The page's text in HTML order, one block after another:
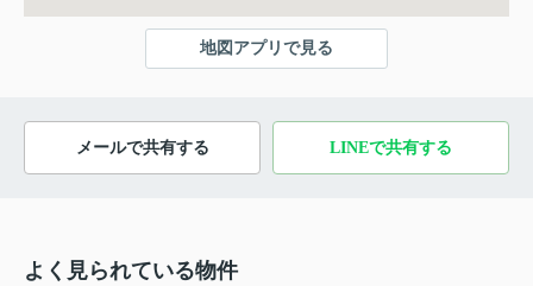
地図アプリで見る
メールで共有する LINEで共有する
よく見られている物件